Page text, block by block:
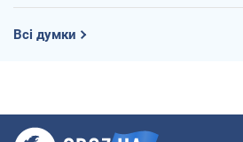
Всі думки